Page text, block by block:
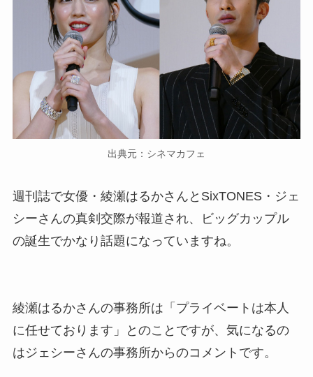
出典元：シネマカフェ
週刊誌で女優・綾瀬はるかさんとSixTONES・ジェ
シーさんの真剣交際が報道され、ビッグカップル
の誕生でかなり話題になっていますね。
綾瀬はるかさんの事務所は「プライベートは本人
に任せております」とのことですが、気になるの
はジェシーさんの事務所からのコメントです。